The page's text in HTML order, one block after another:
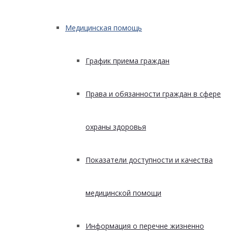
Медицинская помощь
График приема граждан
Права и обязанности граждан в сфере
охраны здоровья
Показатели доступности и качества
медицинской помощи
Информация о перечне жизненно